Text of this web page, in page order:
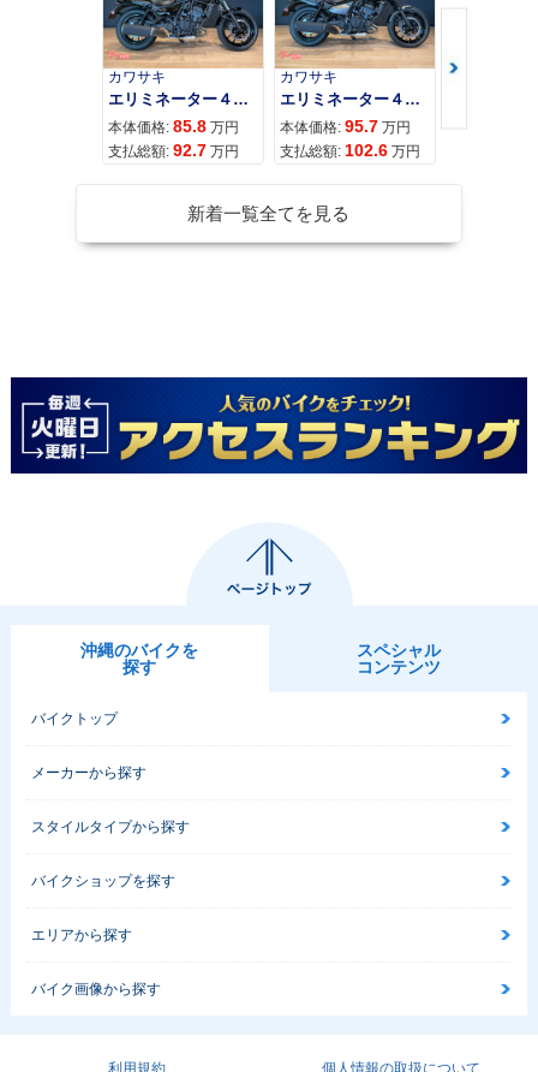
カワサキ
エリミネーター４００
本体価格: 85.8 万円
支払総額: 92.7 万円
カワサキ
エリミネーター４００ＳＥ
本体価格: 95.7 万円
支払総額: 102.6 万円
カワサキ
本体価格:
新着一覧全てを見る
沖縄のバイクを
探す
スペシャル
コンテンツ
バイクトップ
メーカーから探す
スタイルタイプから探す
バイクショップを探す
エリアから探す
バイク画像から探す